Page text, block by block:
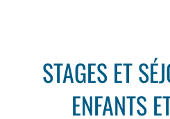
STAGES ET
ENFANTS